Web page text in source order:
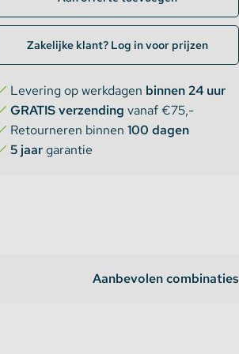
Zakelijke klant? Log in voor prijzen
Levering op werkdagen binnen 24 uur
GRATIS verzending vanaf €75,-
Retourneren binnen 100 dagen
5 jaargarantie
Aanbevolen combinaties